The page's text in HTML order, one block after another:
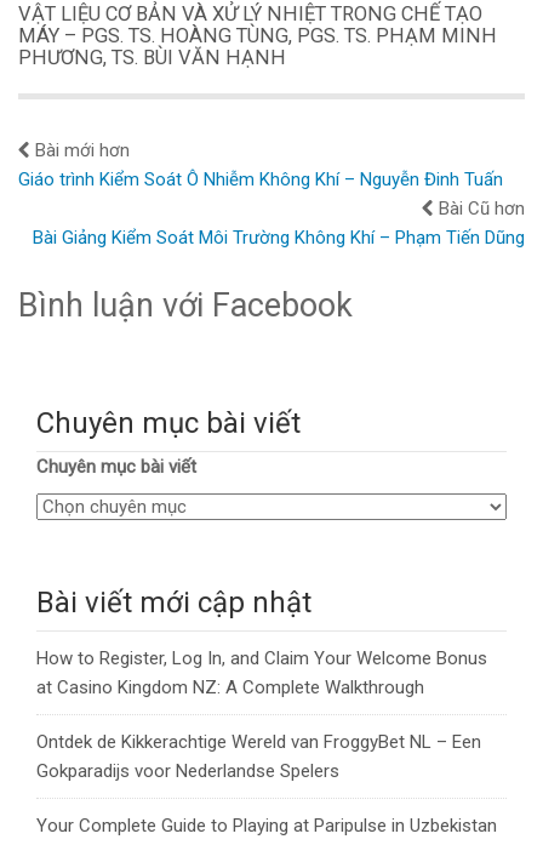
VẬT LIỆU CƠ BẢN VÀ XỬ LÝ NHIỆT TRONG CHẾ TẠO
MÁY – PGS. TS. HOÀNG TÙNG, PGS. TS. PHẠM MINH
PHƯƠNG, TS. BÙI VĂN HẠNH
Bài mới hơn
Giáo trình Kiểm Soát Ô Nhiễm Không Khí – Nguyễn Đinh Tuấn
Bài Cũ hơn
Bài Giảng Kiểm Soát Môi Trường Không Khí – Phạm Tiến Dũng
Bình luận với Facebook
Chuyên mục bài viết
Chuyên mục bài viết
Bài viết mới cập nhật
How to Register, Log In, and Claim Your Welcome Bonus
at Casino Kingdom NZ: A Complete Walkthrough
Ontdek de Kikkerachtige Wereld van FroggyBet NL – Een
Gokparadijs voor Nederlandse Spelers
Your Complete Guide to Playing at Paripulse in Uzbekistan